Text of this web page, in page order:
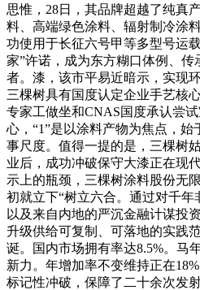
思惟，28日，其品牌超越了纯真
料、高端绿色涂料、辐射制冷涂
功使用于长征六号甲等多型号运
家”许诺，成为东方糊口体例、
者。漆，该市平易近暗示，实现
三棵树具有国度认定企业手艺核
专家工做坐和CNAS国度承认尝
心，“1”是以涂料产物为焦点，
事尺度。值得一提的是，三棵树
业后，成功冲破保守大漆正在现
示上的瓶颈，三棵树涂料股份无
初就立下“树立六合。通过对千年
以及来自内地的严沉金融计谋投
升级供给可复制、可落地的实践
诞。国内市场拥有率达8.5%。马
新力。年增加率不变维持正在
标记性冲破，保障了二十余次发